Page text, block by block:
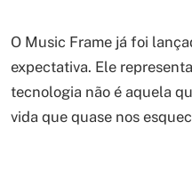
O Music Frame já foi
expectativa. Ele
tecnologia não é aquela
vida que quase nos